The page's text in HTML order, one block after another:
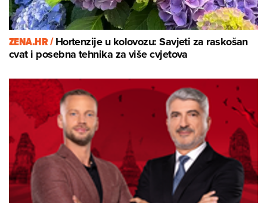
ZENA.HR /Hortenzije u kolovozu: Savjeti za raskošan
cvat i posebna tehnika za više cvjetova